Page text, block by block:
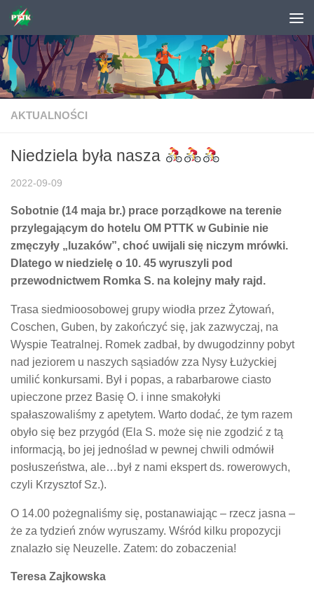
Skip to content
AKTUALNOŚCI
Niedziela była nasza
2022-09-09
Sobotnie (14 maja br.) prace porządkowe na terenie
przylegającym do hotelu OM PTTK w Gubinie nie
zmęczyły „luzaków”, choć uwijali się niczym mrówki.
Dlatego w niedzielę o 10. 45 wyruszyli pod
przewodnictwem Romka S. na kolejny mały rajd.
Trasa siedmioosobowej grupy wiodła przez Żytowań,
Coschen, Guben, by zakończyć się, jak zazwyczaj, na
Wyspie Teatralnej. Romek zadbał, by dwugodzinny pobyt
nad jeziorem u naszych sąsiadów zza Nysy Łużyckiej
umilić konkursami. Był i popas, a rabarbarowe ciasto
upieczone przez Basię O. i inne smakołyki
spałaszowaliśmy z apetytem. Warto dodać, że tym razem
obyło się bez przygód (Ela S. może się nie zgodzić z tą
informacją, bo jej jednoślad w pewnej chwili odmówił
posłuszeństwa, ale…był z nami ekspert ds. rowerowych,
czyli Krzysztof Sz.).
O 14.00 pożegnaliśmy się, postanawiając – rzecz jasna –
że za tydzień znów wyruszamy. Wśród kilku propozycji
znalazło się Neuzelle. Zatem: do zobaczenia!
Teresa Zajkowska